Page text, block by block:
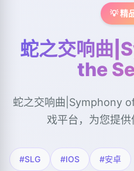
💡 精
蛇之交响曲
the
蛇之交响曲|Symphony
戏平台，为您提供
#SLG #IOS #安卓